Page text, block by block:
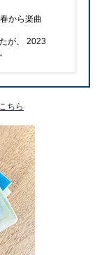
から楽曲
が、 2023
ちら